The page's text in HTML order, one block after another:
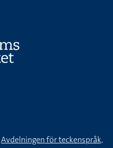
Avdelningen för teckenspråk,